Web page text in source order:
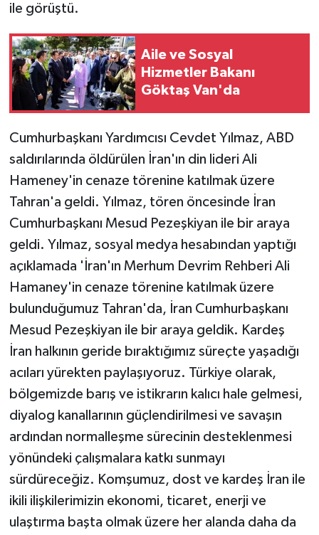
ile görüştü.
Aile ve Sosyal
Hizmetler Bakanı
Göktaş Van'da
Cumhurbaşkanı Yardımcısı Cevdet Yılmaz, ABD
saldırılarında öldürülen İran'ın din lideri Ali
Hameney'in cenaze törenine katılmak üzere
Tahran'a geldi. Yılmaz, tören öncesinde İran
Cumhurbaşkanı Mesud Pezeşkiyan ile bir araya
geldi. Yılmaz, sosyal medya hesabından yaptığı
açıklamada 'İran'ın Merhum Devrim Rehberi Ali
Hamaney'in cenaze törenine katılmak üzere
bulunduğumuz Tahran'da, İran Cumhurbaşkanı
Mesud Pezeşkiyan ile bir araya geldik. Kardeş
İran halkının geride bıraktığımız süreçte yaşadığı
acıları yürekten paylaşıyoruz. Türkiye olarak,
bölgemizde barış ve istikrarın kalıcı hale gelmesi,
diyalog kanallarının güçlendirilmesi ve savaşın
ardından normalleşme sürecinin desteklenmesi
yönündeki çalışmalara katkı sunmayı
sürdüreceğiz. Komşumuz, dost ve kardeş İran ile
ikili ilişkilerimizin ekonomi, ticaret, enerji ve
ulaştırma başta olmak üzere her alanda daha da